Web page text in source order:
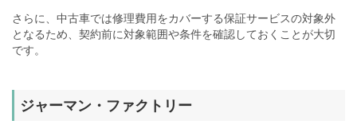
さらに、中古車では修理費用をカバーする保証サービスの対象外
となるため、契約前に対象範囲や条件を確認しておくことが大切
です。
ジャーマン・ファクトリー